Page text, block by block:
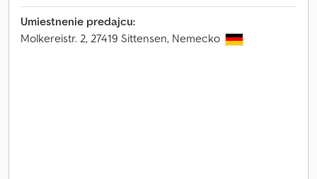
Umiestnenie predajcu:
Molkereistr. 2, 27419 Sittensen, Nemecko